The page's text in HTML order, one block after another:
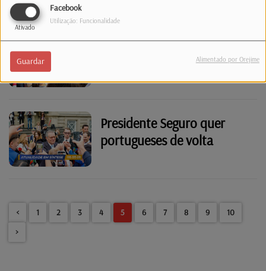
Facebook
Ativado
Utilização: Funcionalidade
Guardar Alimentado por Orejime
José Seguro
Seguro e Montenegro
apelam ao regresso dos
emigrantes no Luxemburgo
Presidente Seguro quer
portugueses de volta
< 1 2 3 4 5 6 7 8 9
10
>